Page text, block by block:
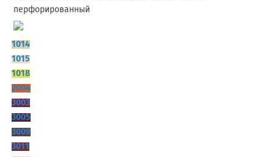
1014
1015
1018
2004
3003
3005
3009
3011